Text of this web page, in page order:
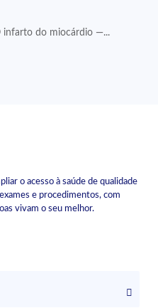
infarto do miocárdio —...
o acesso à saúde de qualidade
e procedimentos, com
vivam o seu melhor.